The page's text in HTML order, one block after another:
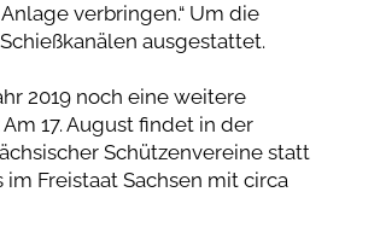
verbringen.“ Um die
ausgestattet.
2019 noch eine weitere
17. August findet in der
Schützenvereine statt
Freistaat Sachsen mit circa